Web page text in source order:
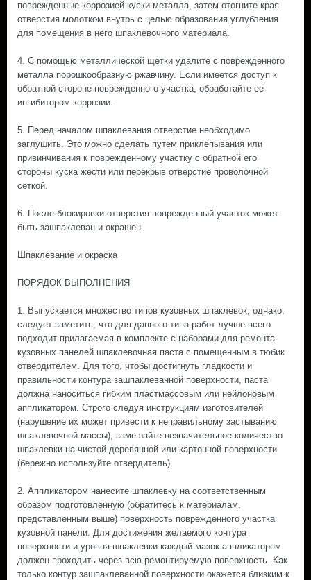
поврежденные коррозией куски металла, затем отогните края
отверстия молотком внутрь с целью образования углубления
для помещения в него шпаклевочного материала.
4. С помощью металлической щетки удалите с поврежденного
металла порошкообразную ржавчину. Если имеется доступ к
обратной стороне поврежденного участка, обработайте ее
ингибитором коррозии.
5. Перед началом шпаклевания отверстие необходимо
заглушить. Это можно сделать путем приклепывания или
привинчивания к поврежденному участку с обратной его
стороны куска жести или перекрыв отверстие проволочной
сеткой.
6. После блокировки отверстия поврежденный участок может
быть зашпаклеван и окрашен.
Шпаклевание и окраска
ПОРЯДОК ВЫПОЛНЕНИЯ
1. Выпускается множество типов кузовных шпаклевок, однако,
следует заметить, что для данного типа работ лучше всего
подходит прилагаемая в комплекте с наборами для ремонта
кузовных панелей шпаклевочная паста с помещенным в тюбик
отвердителем. Для того, чтобы достигнуть гладкости и
правильности контура зашпаклеванной поверхности, паста
должна наноситься гибким пластмассовым или нейлоновым
аппликатором. Строго следуя инструкциям изготовителей
(нарушение их может привести к неправильному застыванию
шпаклевочной массы), замешайте незначительное количество
шпаклевки на чистой деревянной или картонной поверхности
(бережно используйте отвердитель).
2. Аппликатором нанесите шпаклевку на соответственным
образом подготовленную (обратитесь к материалам,
представленным выше) поверхность поврежденного участка
кузовной панели. Для достижения желаемого контура
поверхности и уровня шпаклевки каждый мазок аппликатором
должен проходить через всю ремонтируемую поверхность. Как
только контур зашпаклеванной поверхности окажется близким к